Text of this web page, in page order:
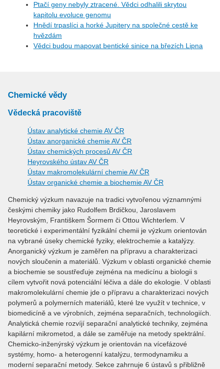
Ptačí geny nebyly ztracené. Vědci odhalili skrytou
kapitolu evoluce genomu
Hnědí trpaslíci a horké Jupitery na společné cestě ke
hvězdám
Vědci budou mapovat bentické sinice na březích Lipna
Chemické vědy
Vědecká pracoviště
Ústav analytické chemie AV ČR
Ústav anorganické chemie AV ČR
Ústav chemických procesů AV ČR
Heyrovského ústav AV ČR
Ústav makromolekulární chemie AV ČR
Ústav organické chemie a biochemie AV ČR
Chemický výzkum navazuje na tradici vytvořenou významnými
českými chemiky jako Rudolfem Brdičkou, Jaroslavem
Heyrovským, Františkem Šormem či Ottou Wichterlem. V
teoretické i experimentální fyzikální chemii je výzkum orientován
na vybrané úseky chemické fyziky, elektrochemie a katalýzy.
Anorganický výzkum je zaměřen na přípravu a charakterizaci
nových sloučenin a materiálů. Výzkum v oblasti organické chemie
a biochemie se soustřeďuje zejména na medicínu a biologii s
cílem vytvořit nová potenciální léčiva a dále do ekologie. V oblasti
makromolekulární chemie jde o přípravu a charakterizaci nových
polymerů a polymerních materiálů, které lze využít v technice, v
biomedicíně a ve výrobních, zejména separačních, technologiích.
Analytická chemie rozvíjí separační analytické techniky, zejména
kapilární mikrometod, a dále se zaměřuje na metody spektrální.
Chemicko-inženýrský výzkum je orientován na vícefázové
systémy, homo- a heterogenní katalýzu, termodynamiku a
moderní separační metody. Sekce zahrnuje 6 ústavů s přibližně